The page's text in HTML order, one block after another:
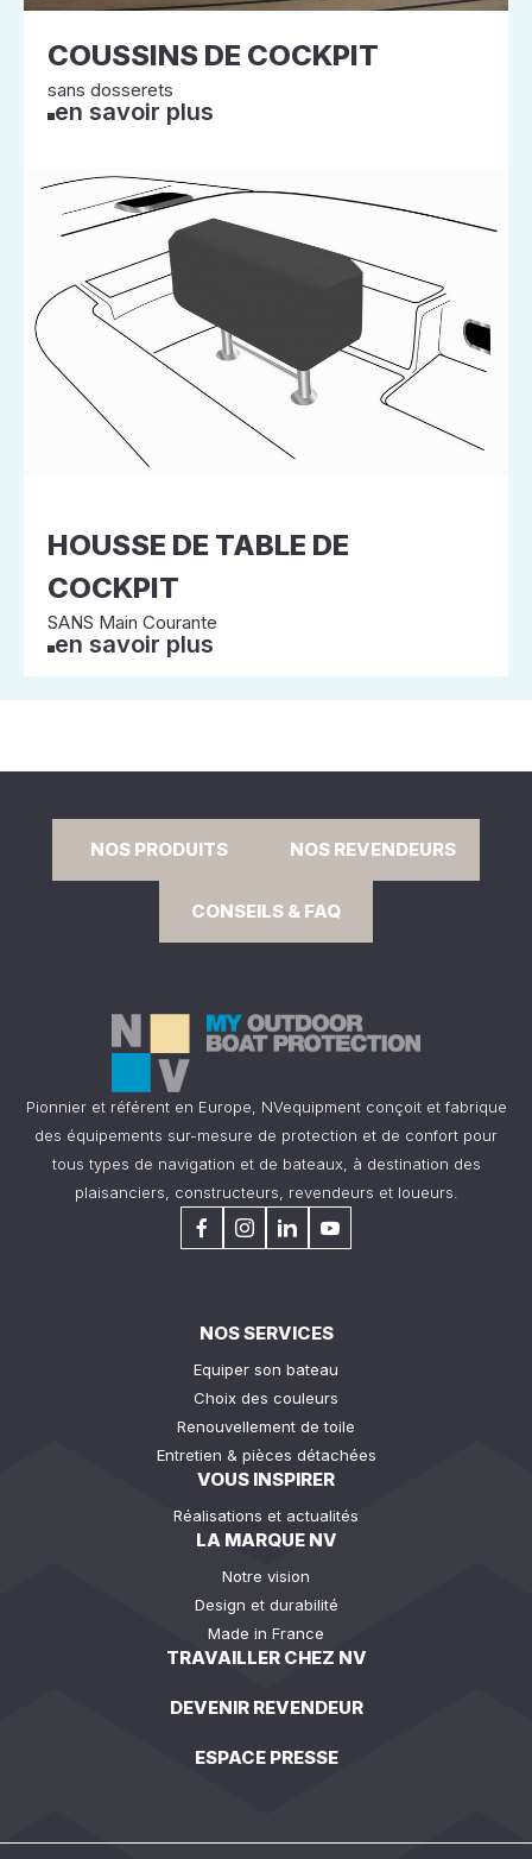
COUSSINS DE COCKPIT
sans dosserets
en savoir plus
HOUSSE DE TABLE DE
COCKPIT
SANS Main Courante
en savoir plus
NOS PRODUITS NOS REVENDEURS
CONSEILS & FAQ
Pionnier et référent en Europe, NVequipment conçoit et fabrique
des équipements sur-mesure de protection et de confort pour
tous types de navigation et de bateaux, à destination des
plaisanciers, constructeurs, revendeurs et loueurs.
NOS SERVICES
Equiper son bateau
Choix des couleurs
Renouvellement de toile
Entretien & pièces détachées
VOUS INSPIRER
Réalisations et actualités
LA MARQUE NV
Notre vision
Design et durabilité
Made in France
TRAVAILLER CHEZ NV
DEVENIR REVENDEUR
ESPACE PRESSE